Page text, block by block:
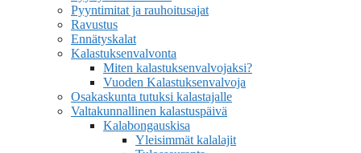
Pyyntimitat ja rauhoitusajat
Ravustus
Ennätyskalat
Kalastuksenvalvonta
Miten kalastuksenvalvojaksi?
Vuoden Kalastuksenvalvoja
Osakaskunta tutuksi kalastajalle
Valtakunnallinen kalastuspäivä
Kalabongauskisa
Yleisimmät kalalajit